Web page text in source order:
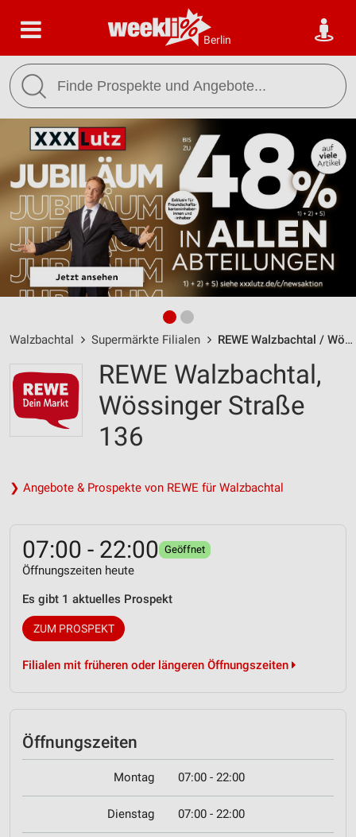
Berlin
Walzbachtal Supermärkte Filialen REWE Walzbachtal / Wössinger Straße 136 - Öffnungszeiten & Adresse
REWE Walzbachtal,
Wössinger Straße
136
❯ Angebote & Prospekte von REWE für Walzbachtal
07:00 - 22:00 Geöffnet
Öffnungszeiten heute
Es gibt 1 aktuelles Prospekt
ZUM PROSPEKT
Filialen mit früheren oder längeren Öffnungszeiten
Öffnungszeiten
Montag 07:00 - 22:00
Dienstag 07:00 - 22:00